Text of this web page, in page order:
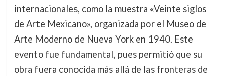
internacionales, como la muestra «Veinte siglos
de Arte Mexicano», organizada por el Museo de
Arte Moderno de Nueva York en 1940. Este
evento fue fundamental, pues permitió que su
obra fuera conocida más allá de las fronteras de